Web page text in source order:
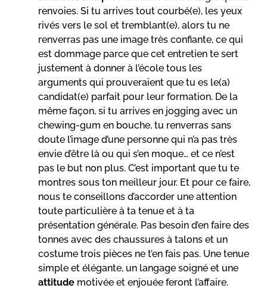
renvoies. Si tu arrives tout courbé(e), les yeux
rivés vers le sol et tremblant(e), alors tu ne
renverras pas une image très confiante, ce qui
est dommage parce que cet entretien te sert
justement à donner à l’école tous les
arguments qui prouveraient que tu es le(a)
candidat(e) parfait pour leur formation. De la
même façon, si tu arrives en jogging avec un
chewing-gum en bouche, tu renverras sans
doute l’image d’une personne qui n’a pas très
envie d’être là ou qui s’en moque… et ce n’est
pas le but non plus. C’est important que tu te
montres sous ton meilleur jour. Et pour ce faire,
nous te conseillons d’accorder une attention
toute particulière à ta tenue et à ta
présentation générale. Pas besoin d’en faire des
tonnes avec des chaussures à talons et un
costume trois pièces ne t’en fais pas. Une tenue
simple et élégante, un langage soigné et une
attitude motivée et enjouée feront l’affaire.